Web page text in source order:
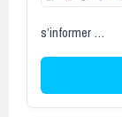
s’informer …